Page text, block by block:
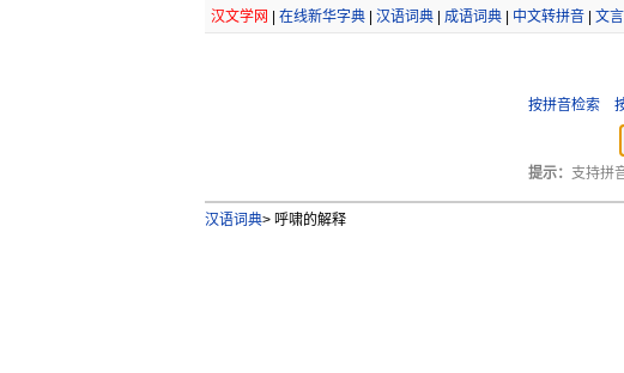
汉文学网 在线新华字典| 汉语词典| 成语词典| 中文转拼音| 文
按拼音检索
提示： 支持拼
汉语词典>呼啸的解释